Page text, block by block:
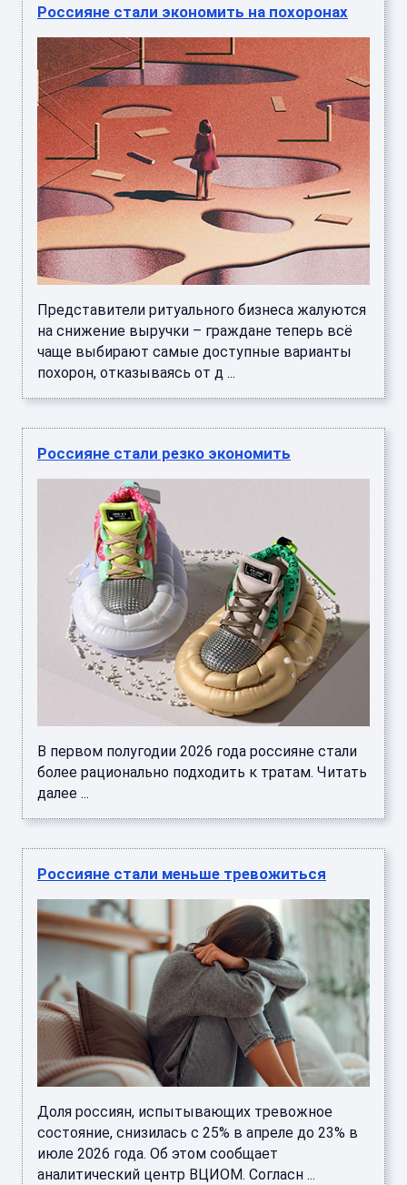
Россияне стали экономить на похоронах
Представители ритуального бизнеса жалуются
на снижение выручки – граждане теперь всё
чаще выбирают самые доступные варианты
похорон, отказываясь от д ...
Россияне стали резко экономить
В первом полугодии 2026 года россияне стали
более рационально подходить к тратам. Читать
далее ...
Россияне стали меньше тревожиться
Доля россиян, испытывающих тревожное
состояние, снизилась с 25% в апреле до 23% в
июле 2026 года. Об этом сообщает
аналитический центр ВЦИОМ. Согласн ...